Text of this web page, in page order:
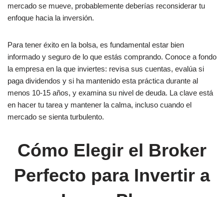
mercado se mueve, probablemente deberías reconsiderar tu
enfoque hacia la inversión.
Para tener éxito en la bolsa, es fundamental estar bien
informado y seguro de lo que estás comprando. Conoce a fondo
la empresa en la que inviertes: revisa sus cuentas, evalúa si
paga dividendos y si ha mantenido esta práctica durante al
menos 10-15 años, y examina su nivel de deuda. La clave está
en hacer tu tarea y mantener la calma, incluso cuando el
mercado se sienta turbulento.
Cómo Elegir el Broker
Perfecto para Invertir a